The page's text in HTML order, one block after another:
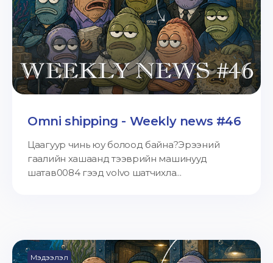
Omni shipping - Weekly news #46
Цаагуур чинь юу болоод байна?Эрээний
гаалийн хашаанд тээврийн машинууд
шатав0084 гээд volvo шатчихла...
Мэдээлэл